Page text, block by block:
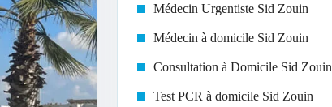
Médecin Urgentiste Sid Zouin
Médecin à domicile Sid Zouin
Consultation à Domicile Sid Zouin
Test PCR à domicile Sid Zouin